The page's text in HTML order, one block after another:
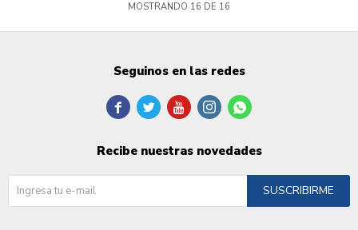
MOSTRANDO 16 DE 16
Seguinos en las redes
    
Recibe nuestras novedades
SUSCRIBIRME